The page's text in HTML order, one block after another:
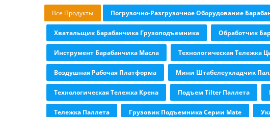
Все Продукты Погрузочно-Разгрузочное Оборудование
Хватальщик Барабанчика Грузоподъемника Обработчик
Инструмент Барабанчика Масла Технологическая Тележка
Воздушная Рабочая Платформа Мини Штабелеукладчик
Технологическая Тележка Крена Подъем Tilter Паллета
Тележка Паллета Грузовик Подъемника Серии Mate